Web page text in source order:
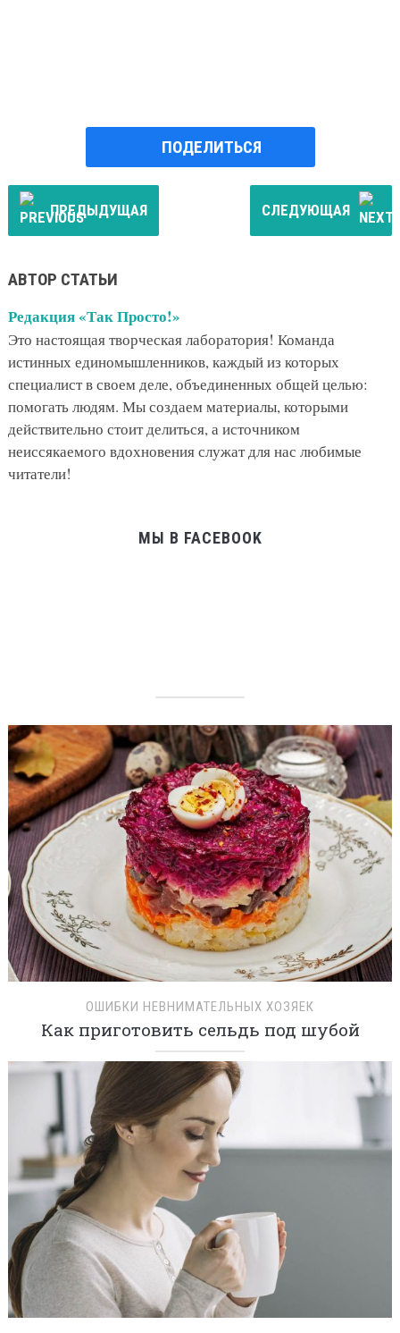
ПОДЕЛИТЬСЯ
ПРЕДЫДУЩАЯ СЛЕДУЮЩАЯ
АВТОР СТАТЬИ
Редакция «Так Просто!»
Это настоящая творческая лаборатория! Команда
истинных единомышленников, каждый из которых
специалист в своем деле, объединенных общей целью:
помогать людям. Мы создаем материалы, которыми
действительно стоит делиться, а источником
неиссякаемого вдохновения служат для нас любимые
читатели!
МЫ В FACEBOOK
ОШИБКИ НЕВНИМАТЕЛЬНЫХ ХОЗЯЕК
Как приготовить сельдь под шубой